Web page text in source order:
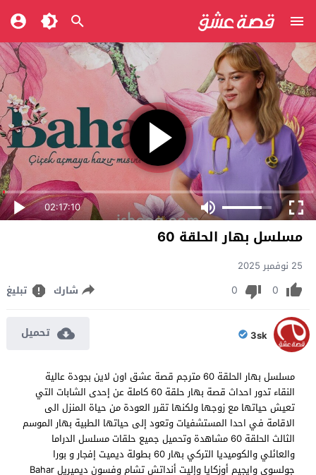
02:17:10
مسلسل بهار الحلقة 60
25 نوفمبر 2025
0
0 شارك تبليغ
3sk تحميل
مسلسل بهار الحلقة 60 مترجم قصة عشق اون لاين بجودة عالية
النقاء تدور احداث قصة بهار حلقة 60 كاملة عن إحدى الشابات التي
تعيش حياتها مع زوجها ولكنها تقرر العودة من حياة المنزل الى
الاقامة في احدا المستشفيات وتعود إلى حياتها الطبية بهار الموسم
الثالث الحلقة 60 مشاهدة وتحميل جميع حلقات مسلسل الدراما
والعائلي والكوميديا التركي بهار 60 بطولة ديميت إفجار و بورا
جولسوي وايجيم أوزكايا وإليت أنداتش تشام وفسون ديميريل Bahar